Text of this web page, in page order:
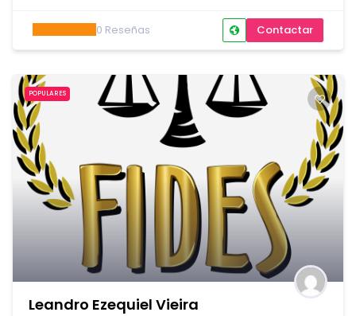
0 Reseñas Contactar
POPULARES
Leandro Ezequiel Vieira